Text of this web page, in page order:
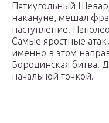
Пятиугольный
накануне, мешал
наступление.
Самые яростные
именно в этом
Бородинская битва.
начальной точкой.